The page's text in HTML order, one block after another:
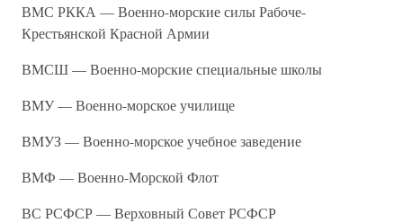
ВМС РККА — Военно-морские силы Рабоче-
Крестьянской Красной Армии
ВМСШ — Военно-морские специальные школы
ВМУ — Военно-морское училище
ВМУЗ — Военно-морское учебное заведение
ВМФ — Военно-Морской Флот
ВС РСФСР — Верховный Совет РСФСР